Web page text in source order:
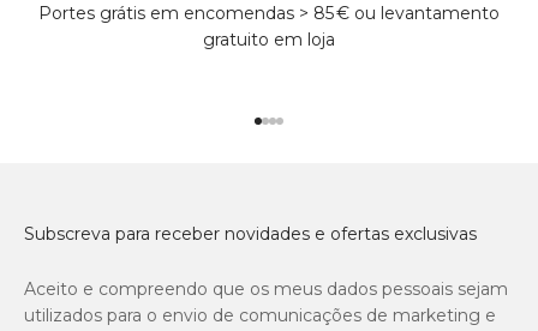
Portes grátis em encomendas > 85 € ou levantamento
gratuito em loja
Subscreva para receber novidades e ofertas exclusivas
Aceito e compreendo que os meus dados pessoais sejam
utilizados para o envio de comunicações de marketing e